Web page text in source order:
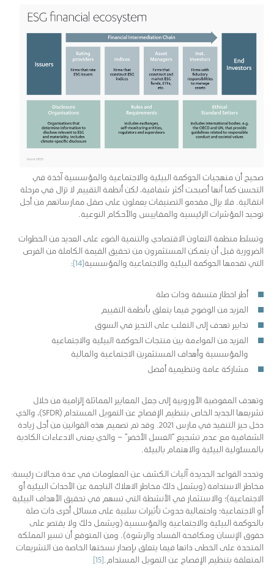
صحيح أن منهجيات الحوكمة البيئية والاجتماعية والمؤسسية آخذة في
التحسن كما أنها أصبحت أكثر شفافية، لكن أنظمة التقييم لا تزال في مرحلة
انتقالية. فلا يزال مقدمو التصنيفات يعملون على صقل ممارساتهم من أجل
توحيد المؤشرات الرئيسية والمقاييس والأحكام النوعية.
وتسلط منظمة التعاون الاقتصادي والتنمية الضوء على العديد من الخطوات
الضرورية قبل أن يتمكن المستثمرون من تحقيق القيمة الكاملة من الفرص
التي تقدمها الحوكمة البيئية والاجتماعية والمؤسسية[14]
:
أطر اخطار متسقة وذات صلة
المزيد من الوضوح فيما يتعلق بأنظمة التقييم
تدابير تهدف إلى التغلب على التحيز في السوق
المزيد من المواءمة بين منتجات الحوكمة البيئية والاجتماعية
والمؤسسية وأهداف المستثمرين الاجتماعية والمالية
مشاركة عامة وتنظيمية أفضل
وتهدف المفوضية الأوروبية إلى جعل المعايير المماثلة إلزامية من خلال
تشريعها الجديد الخاص بتنظيم الإفصاح عن التمويل المستدام (SFDR)، والذي
دخل حيز التنفيذ في مارس 2021. وقد تم تصميم هذه القوانين من أجل زيادة
الشفافية مع عدم تشجيع “الغسل الأخضر” – والذي يعنى الادعاءات الكاذبة
بالمسئولية البيئية والاهتمام بالبيئة.
وتحدد القواعد الجديدة آليات الكشف عن المعلومات في عدة مجالات رئيسة:
مخاطر الاستدامة (ويشمل ذلك مخاطر الاهلاك الناجمة عن الأحداث البيئية أو
الاجتماعية)؛ والاستثمار في الأنشطة التي تسهم في تحقيق الأهداف البيئية
أو الاجتماعية؛ واحتمالية حدوث تأثيرات سلبية على مسائل أخرى ذات صلة
بالحوكمة البيئية والاجتماعية والمؤسسية (ويشمل ذلك ولا يقتصر على
حقوق الإنسان ومكافحة الفساد والرشوة). ومن المتوقع أن تسير المملكة
المتحدة على الخطى ذاتها فيما يتعلق بإصدار نسختها الخاصة من التشريعات
المتعلقة بتنظيم الإفصاح عن التمويل المستدام.[15]